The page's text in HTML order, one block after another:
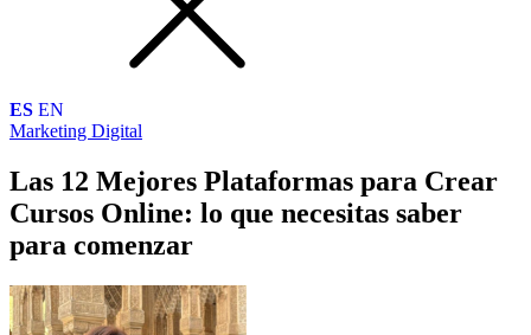
ES EN
Marketing Digital
Las 12 Mejores Plataformas para Crear
Cursos Online: lo que necesitas saber
para comenzar